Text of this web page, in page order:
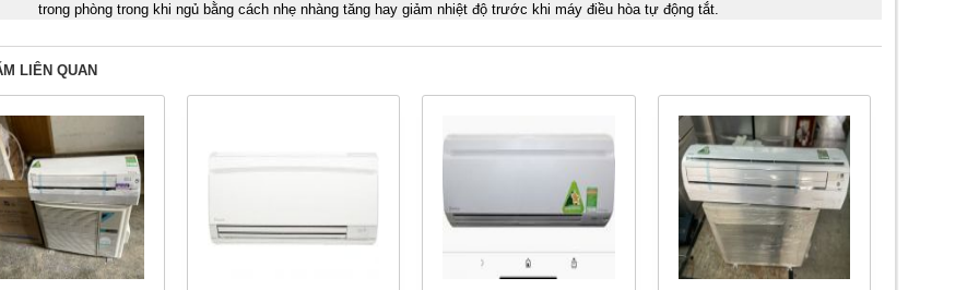
trong phòng trong khi ngủ bằng cách nhẹ nhàng tăng hay giảm nhiệt độ trước khi máy điều hòa tự động tắt.
LIÊN QUAN